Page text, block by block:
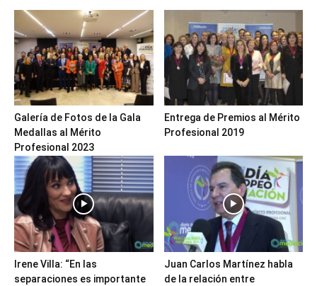
Galería de Fotos de la Gala
Medallas al Mérito
Profesional 2023
Entrega de Premios al Mérito
Profesional 2019
Irene Villa: “En las
separaciones es importante
Juan Carlos Martínez habla
de la relación entre